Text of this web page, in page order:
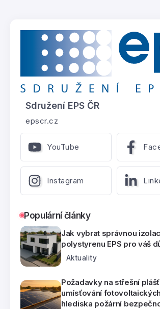
Sdružení EPS ČR
epscr.cz
YouTube
Instagram
Populární články
Jak vybrat správnou
polystyrenu EPS pro váš
Aktuality
Požadavky na střešní
umísťování
hlediska požární